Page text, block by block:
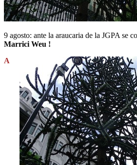
9 agosto: ante la araucaria de la JGPA se
Marrici Weu !
A